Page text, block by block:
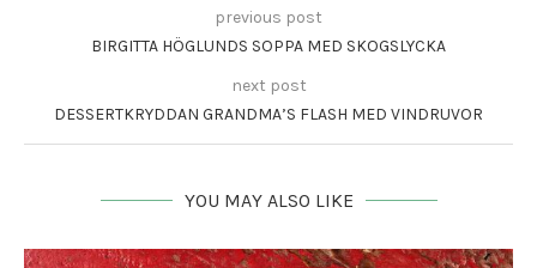
previous post
BIRGITTA HÖGLUNDS SOPPA MED SKOGSLYCKA
next post
DESSERTKRYDDAN GRANDMA’S FLASH MED VINDRUVOR
YOU MAY ALSO LIKE